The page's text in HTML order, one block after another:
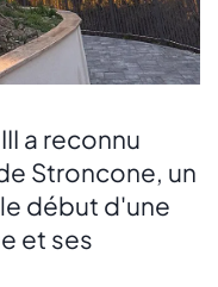
a reconnu
Stroncone, un
début d'une
et ses